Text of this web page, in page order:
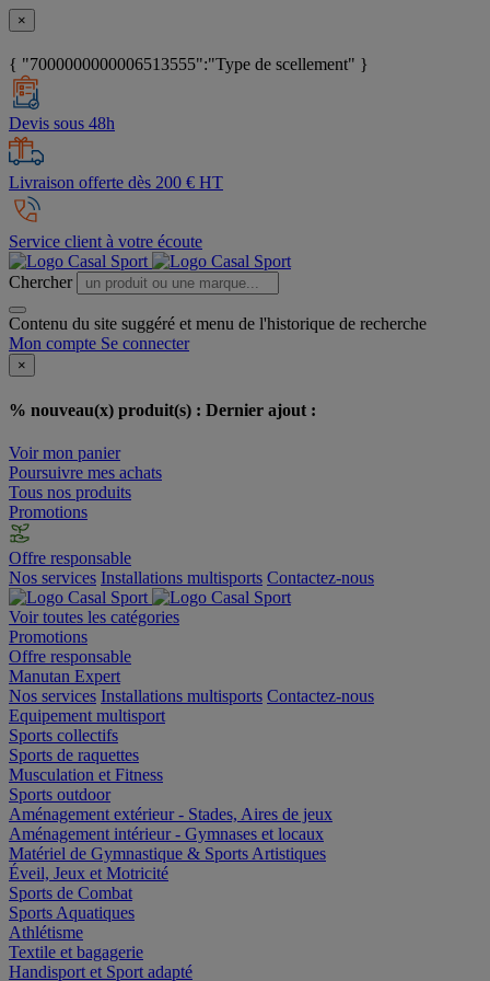
×
{ "7000000000006513555":"Type de scellement" }
Devis sous 48h
Livraison offerte dès 200 € HT
Service client à votre écoute
Chercher
Contenu du site suggéré et menu de l'historique de recherche
Mon compte Se connecter
×
% nouveau(x) produit(s) : Dernier ajout :
Voir mon panier
Poursuivre mes achats
Tous nos produits
Promotions
Offre responsable
Nos services Installations multisports Contactez-nous
Voir toutes les catégories
Promotions
Offre responsable
Manutan Expert
Nos services Installations multisports Contactez-nous
Equipement multisport
Sports collectifs
Sports de raquettes
Musculation et Fitness
Sports outdoor
Aménagement extérieur - Stades, Aires de jeux
Aménagement intérieur - Gymnases et locaux
Matériel de Gymnastique & Sports Artistiques
Éveil, Jeux et Motricité
Sports de Combat
Sports Aquatiques
Athlétisme
Textile et bagagerie
Handisport et Sport adapté